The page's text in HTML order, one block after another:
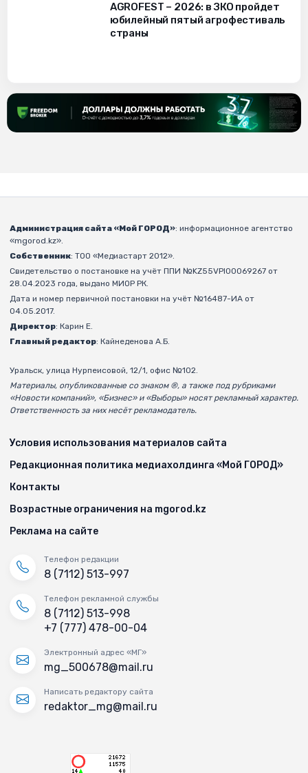
AGROFEST – 2026: в ЗКО пройдет
юбилейный пятый агрофестиваль
страны
Администрация сайта «Мой ГОРОД»: информационное агентство
«mgorod.kz».
Собственник: ТОО «Медиастарт 2012».
Свидетельство о постановке на учёт ППИ №KZ55VPI00069267 от
28.04.2023 года, выдано МИОР РК.
Дата и номер первичной постановки на учёт №16487-ИА от
04.05.2017.
Директор: Карин Е.
Главный редактор: Кайнеденова А.Б.
Уральск, улица Нурпеисовой, 12/1, офис №102.
Материалы, опубликованные со знаком ®, а также под рубриками
«Новости компаний», «Бизнес» и «Выборы» носят рекламный характер.
Ответственность за них несёт рекламодатель.
Условия использования материалов сайта
Редакционная политика медиахолдинга «Мой ГОРОД»
Контакты
Возрастные ограничения на mgorod.kz
Реклама на сайте
Телефон редакции
8 (7112) 513-997
Телефон рекламной службы
8 (7112) 513-998
+7 (777) 478-00-04
Электронный адрес «МГ»
mg_500678@mail.ru
Написать редактору сайта
redaktor_mg@mail.ru